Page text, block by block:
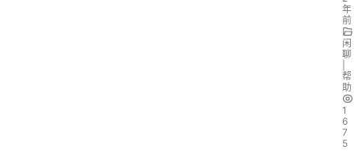
年
前
闲
聊
帮
助
1
6
7
5